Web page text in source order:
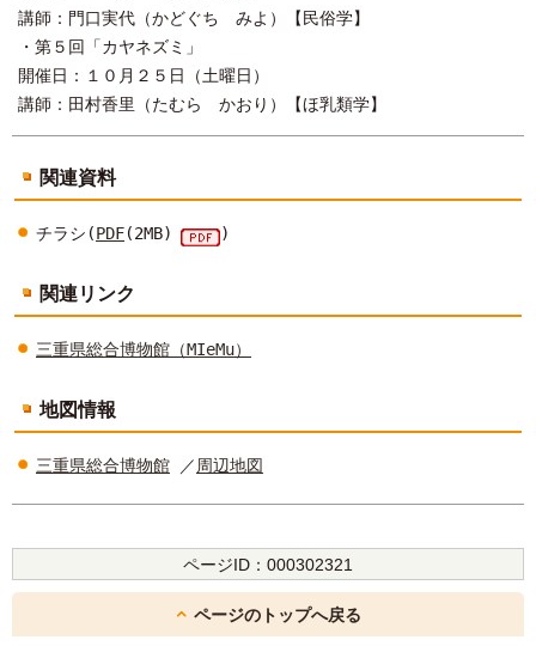
講師：門口実代（かどぐち みよ）【民俗学】
・第５回「カヤネズミ」
開催日：１０月２５日（土曜日）
講師：田村香里（たむら かおり）【ほ乳類学】
関連資料
チラシ(PDF(2MB) )
関連リンク
三重県総合博物館（MIeMu）
地図情報
三重県総合博物館 ／周辺地図
ページID： 000302321
ページのトップへ戻る